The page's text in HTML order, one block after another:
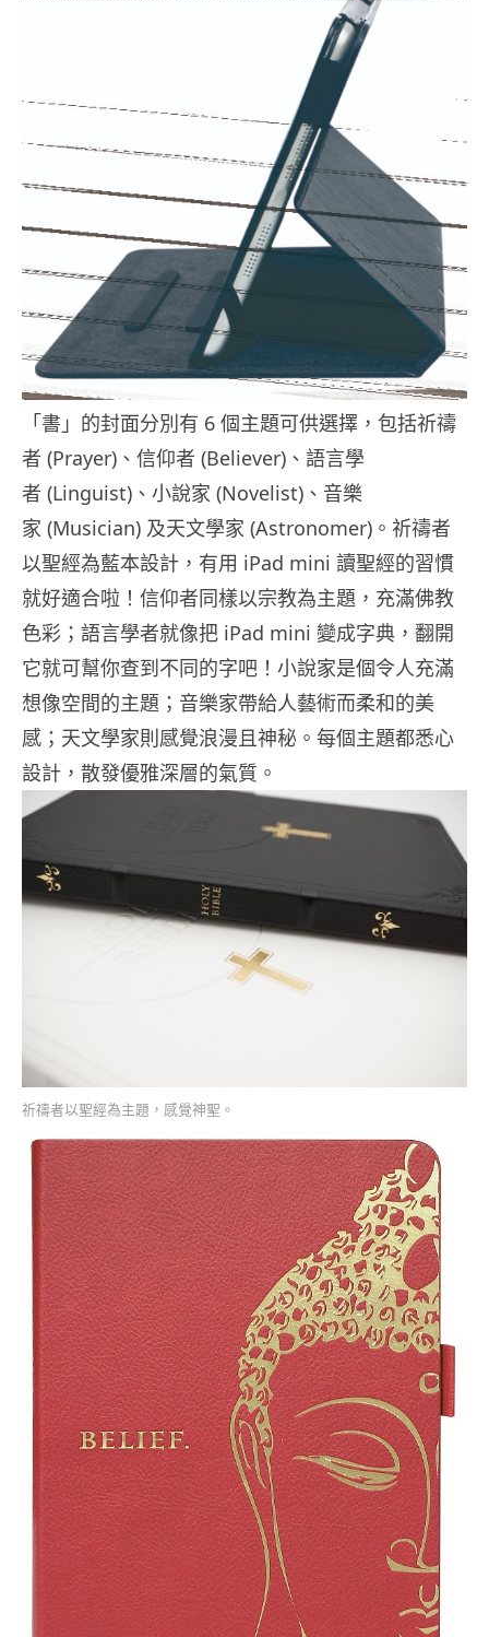
「書」的封面分別有 6 個主題可供選擇，包括祈禱
者 (Prayer)、信仰者 (Believer)、語言學
者 (Linguist)、小說家 (Novelist)、音樂
家 (Musician) 及天文學家 (Astronomer)。祈禱者
以聖經為藍本設計，有用 iPad mini 讀聖經的習慣
就好適合啦！信仰者同樣以宗教為主題，充滿佛教
色彩；語言學者就像把 iPad mini 變成字典，翻開
它就可幫你查到不同的字吧！小說家是個令人充滿
想像空間的主題；音樂家帶給人藝術而柔和的美
感；天文學家則感覺浪漫且神秘。每個主題都悉心
設計，散發優雅深層的氣質。
祈禱者以聖經為主題，感覺神聖。